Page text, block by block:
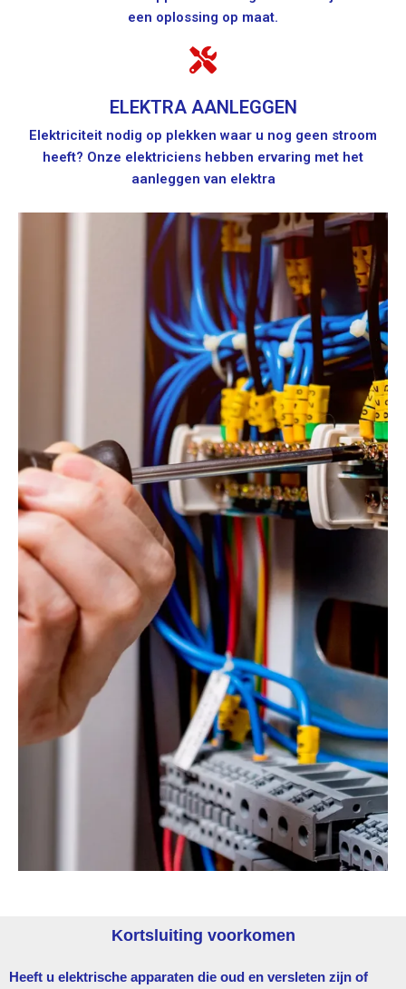
een oplossing op maat.
ELEKTRA AANLEGGEN
Elektriciteit nodig op plekken waar u nog geen stroom
heeft? Onze elektriciens hebben ervaring met het
aanleggen van elektra
Kortsluiting voorkomen
Heeft u elektrische apparaten die oud en versleten zijn of